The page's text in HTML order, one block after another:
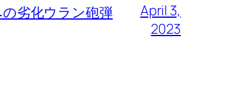
劣化ウラン砲弾
April 3,
2023